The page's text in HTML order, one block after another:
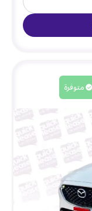
متوفرة